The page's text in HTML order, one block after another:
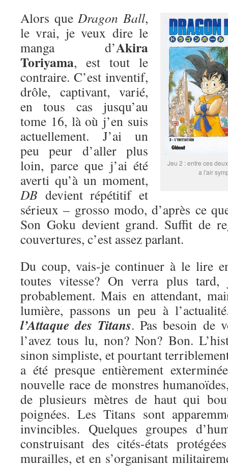
Jeu 2 : entre ces
a l'air
Alors queDragon Ball,
le vrai, je veux dire le
manga d’Akira
Toriyama, est tout le
contraire. C’est inventif,
drôle, captivant, varié,
en tous cas jusqu’au
tome 16, là où j’en suis
actuellement. J’ai un
peu peur d’aller plus
loin, parce que j’ai été
averti qu’à un moment,
DB devient répétitif et
sérieux – grosso modo, d’après ce
Son Goku devient grand. Suffit de
couvertures, c’est assez parlant.
Du coup, vais-je continuer à le lire
toutes vitesse? On verra plus
probablement. Mais en attendant,
lumière, passons un peu à
l’Attaque des Titans. Pas besoin de
l’avez tous lu, non? Non? Bon.
sinon simpliste, et pourtant
a été presque entièrement
nouvelle race de monstres
de plusieurs mètres de haut qui
poignées. Les Titans sont
invincibles. Quelques groupes
construisant des cités-états
murailles, et en s’organisant